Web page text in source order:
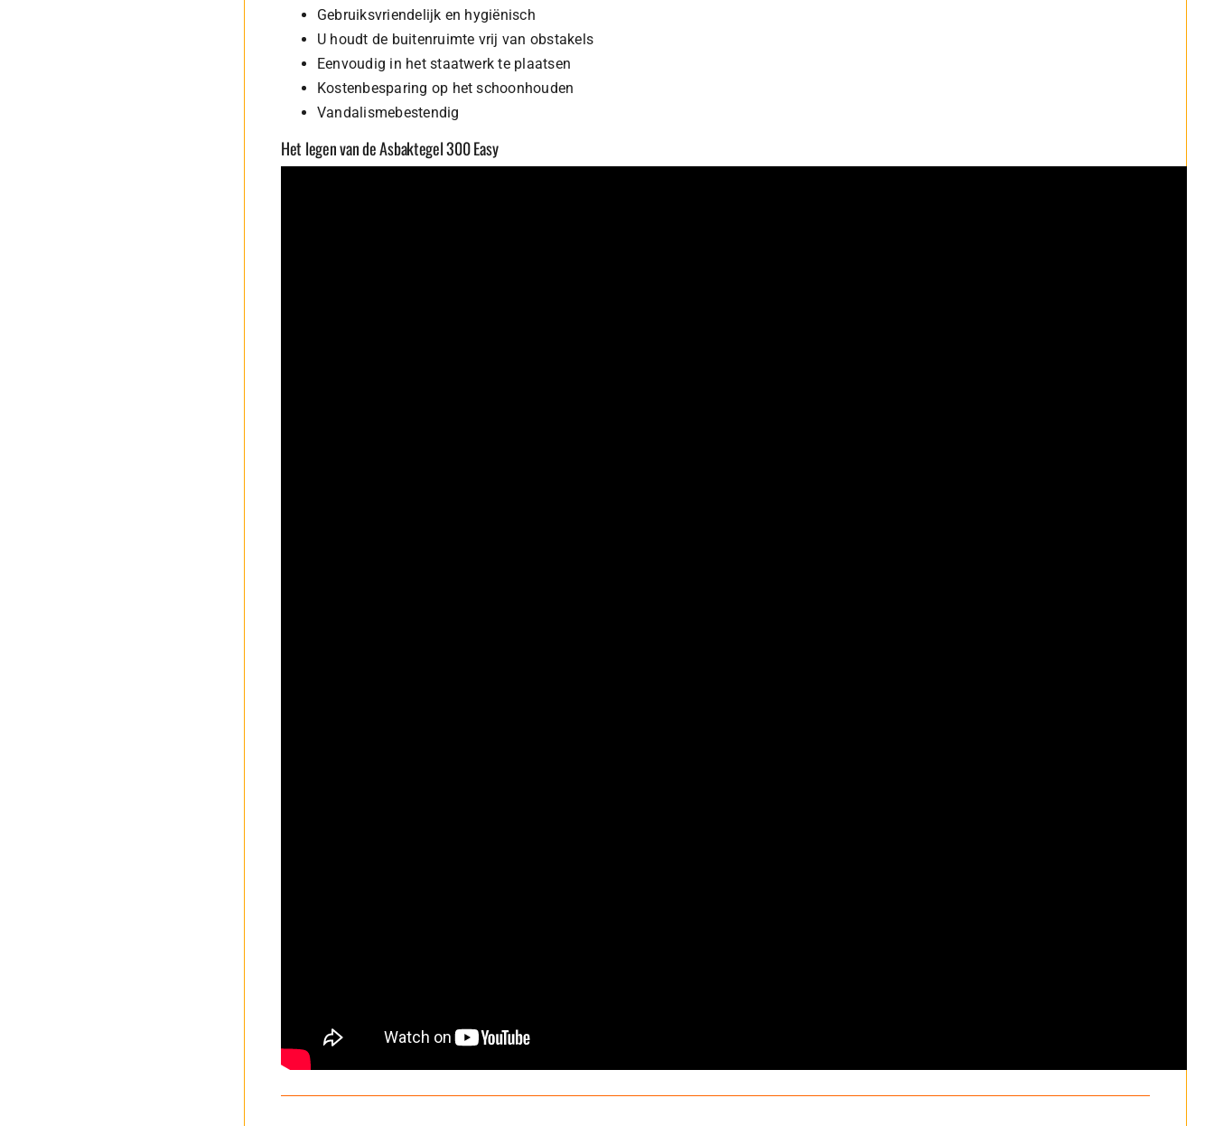
Gebruiksvriendelijk en hygiënisch
U houdt de buitenruimte vrij van obstakels
Eenvoudig in het staatwerk te plaatsen
Kostenbesparing op het schoonhouden
Vandalismebestendig
Het legen van de Asbaktegel 300 Easy